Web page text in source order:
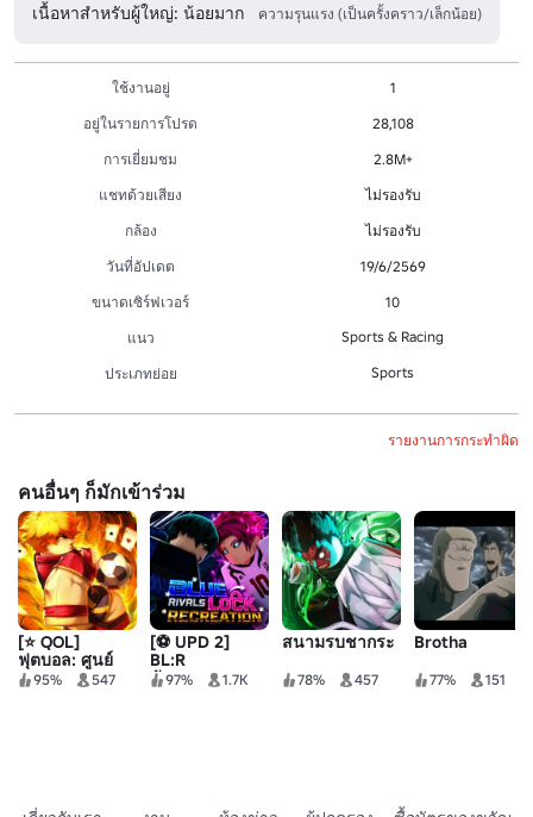
เนื้อหาสำหรับผู้ใหญ่: น้อยมาก ความรุนแรง (เป็นครั้งคราว/เล็กน้อย)
ใช้งานอยู่
1
อยู่ในรายการโปรด
28,108
การเยี่ยมชม
2.8M+
แชทด้วยเสียง
ไม่รองรับ
กล้อง
ไม่รองรับ
วันที่อัปเดต
19/6/2569
ขนาดเซิร์ฟเวอร์
10
แนว
Sports & Racing
ประเภทย่อย Sports
รายงานการกระทำผิด
คนอื่นๆ ก็มักเข้าร่วม
[⭐ QOL]
ฟุตบอล: ศูนย์
95% 547
[⚽ UPD 2]
BL:R
สันทนาการ
97% 1.7K
สนามรบชากระ
78% 457
Brotha
77% 151